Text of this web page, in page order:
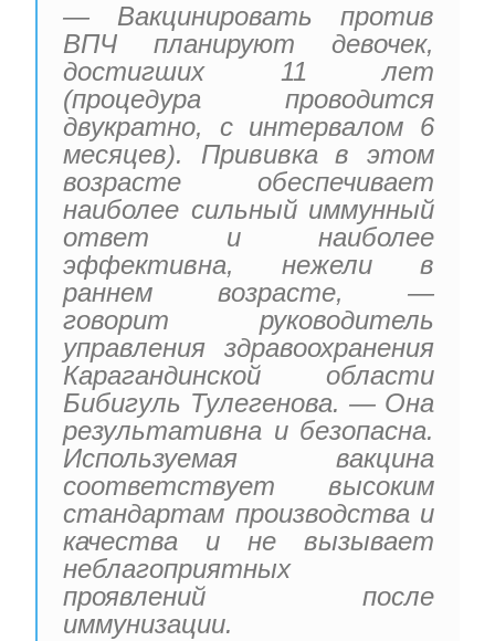
— Вакцинировать против
ВПЧ планируют девочек,
достигших 11 лет
(процедура проводится
двукратно, с интервалом 6
месяцев). Прививка в этом
возрасте обеспечивает
наиболее сильный иммунный
ответ и наиболее
эффективна, нежели в
раннем возрасте, —
говорит руководитель
управления здравоохранения
Карагандинской области
Бибигуль Тулегенова. — Она
результативна и безопасна.
Используемая вакцина
соответствует высоким
стандартам производства и
качества и не вызывает
неблагоприятных
проявлений после
иммунизации.